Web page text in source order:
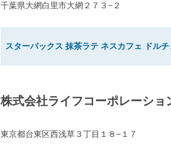
千葉県大網白里市大網２７３−２
スターバックス 抹茶ラテ ネスカフェ ドル
株式会社ライフコーポレーシ
東京都台東区西浅草３丁目１８−１７